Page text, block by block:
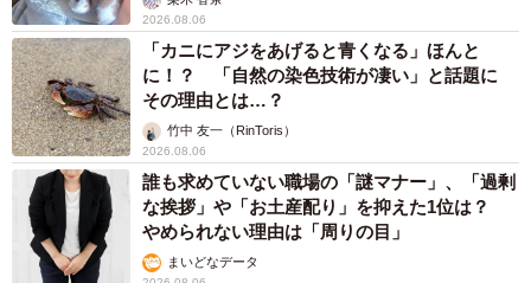
2026.08.06
「カニにアジをあげると青くなる」ほんと
に！？ 「自然の染色技術が凄い」と話題に
その理由とは…？
竹中 友一（RinToris）
2026.08.06
誰も求めていない職場の「謎マナー」、「過剰
な挨拶」や「お土産配り」を抑えた1位は？
やめられない理由は「周りの目」
まいどなデータ